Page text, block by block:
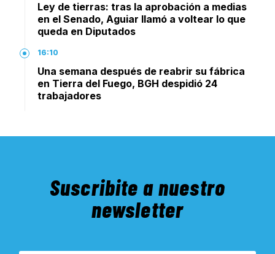
Ley de tierras: tras la aprobación a medias
en el Senado, Aguiar llamó a voltear lo que
queda en Diputados
16:10
Una semana después de reabrir su fábrica
en Tierra del Fuego, BGH despidió 24
trabajadores
Suscribite a nuestro
newsletter